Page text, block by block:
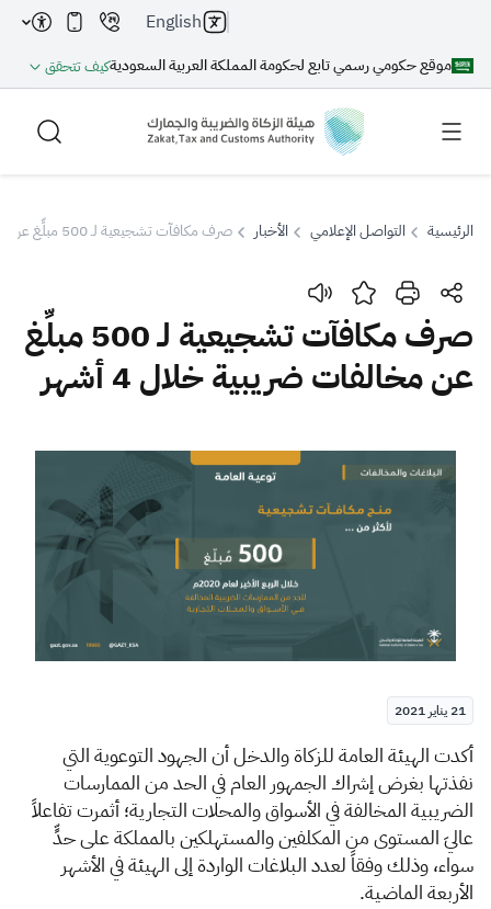
موقع حكومي رسمي تابع لحكومة المملكة العربية السعوديةكيف تتحقق
English
بحث
بحث بحث AI
اقتراحات
ضريبة القيمة المضافة
الإقرار الضريبي
الرئيسية التواصل الإعلامي الأخبار صرف مكافآت تشجيعية لـ 500 مبلِّغ عن مخالفات ضريبية خلال 4 أشهر
صرف مكافآت تشجيعية لـ 500 مبلِّغ
عن مخالفات ضريبية خلال 4 أشهر
21 يناير 2021
​أكدت الهيئة العامة للزكاة والدخل أن الجهود التوعوية التي
نفذتها بغرض إشراك الجمهور العام في الحد من الممارسات
الضريبية المخالفة في الأسواق والمحلات التجارية؛ أثمرت تفاعلاً
عاليَ المستوى من المكلفين والمستهلكين بالمملكة على حدٍّ
سواء، وذلك وفقاً لعدد البلاغات الواردة إلى الهيئة في الأشهر
الأربعة الماضية.